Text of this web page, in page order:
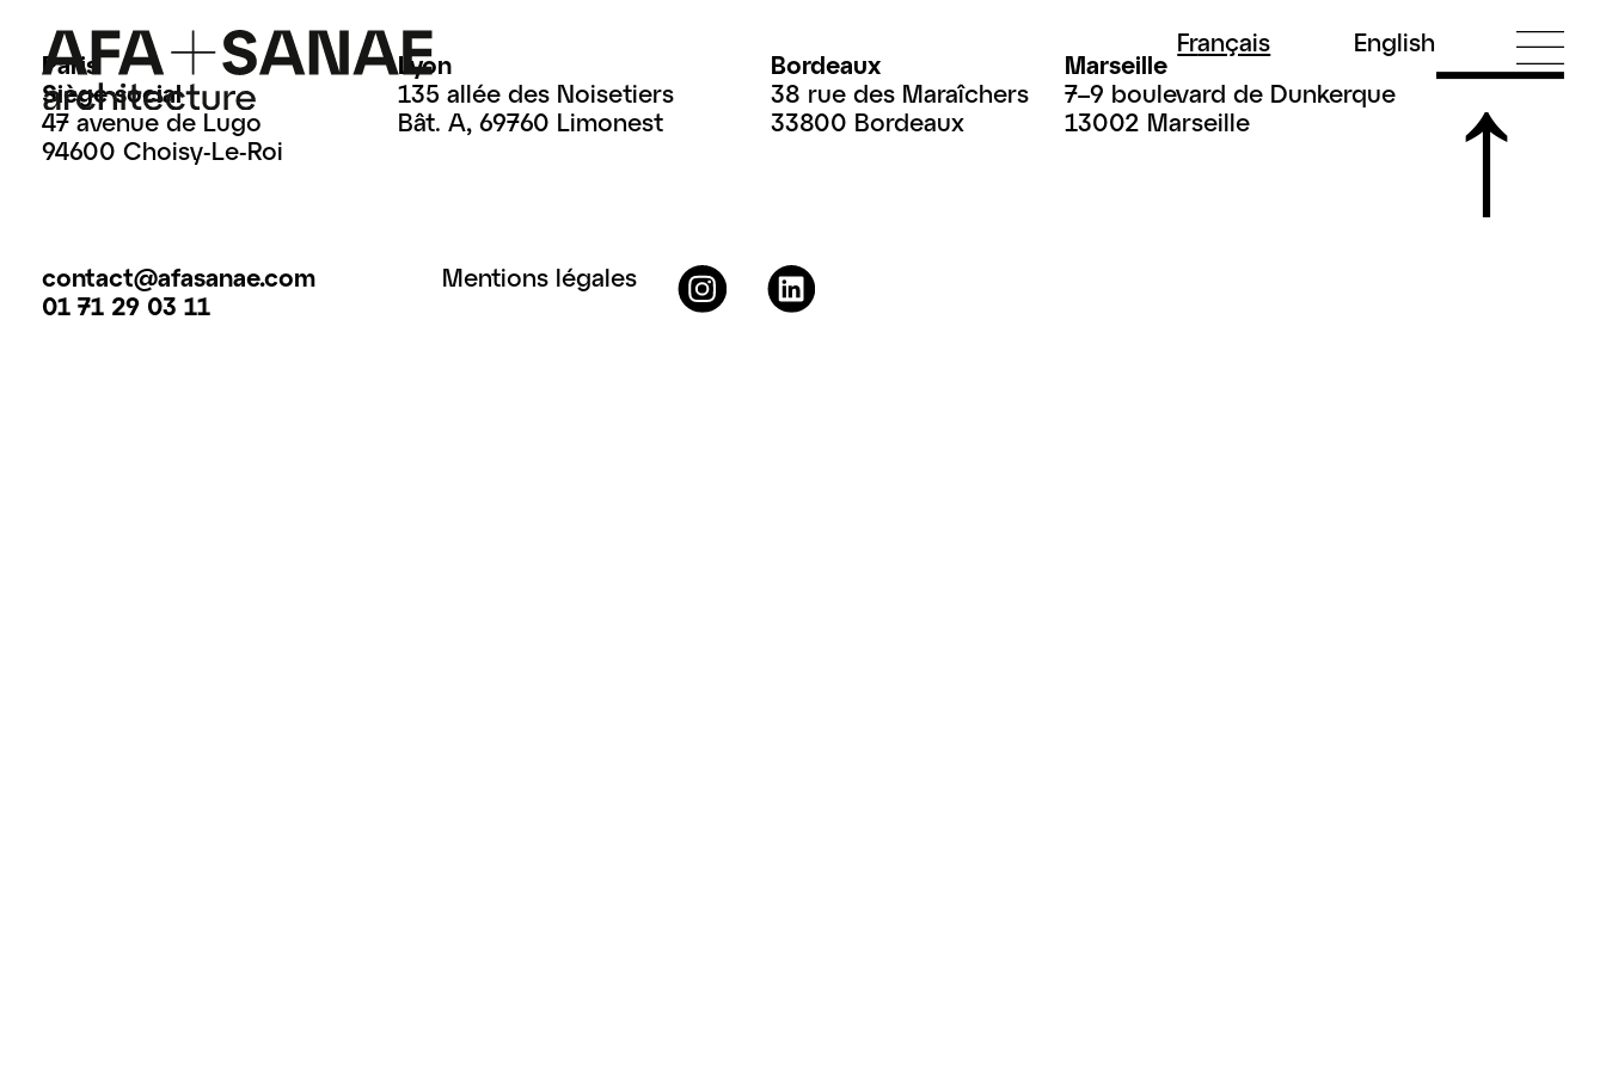
Français English
Paris
Siège social
47 avenue de Lugo
94600 Choisy-Le-Roi
Lyon
135 allée des Noisetiers
Bât. A, 69760 Limonest
Bordeaux
38 rue des Maraîchers
33800 Bordeaux
Marseille
7–9 boulevard de Dunkerque
13002 Marseille
contact@afasanae.com
01 71 29 03 11
Mentions légales